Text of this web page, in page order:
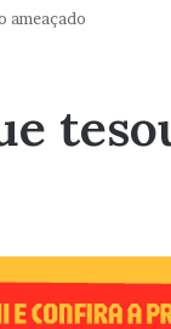
ameaçado